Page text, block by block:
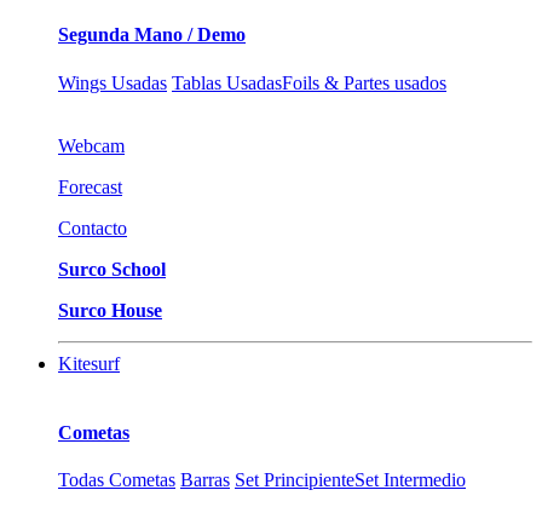
Segunda Mano / Demo
Wings Usadas Tablas UsadasFoils & Partes usados
Webcam
Forecast
Contacto
Surco School
Surco House
Kitesurf
Cometas
Todas Cometas Barras Set PrincipienteSet Intermedio